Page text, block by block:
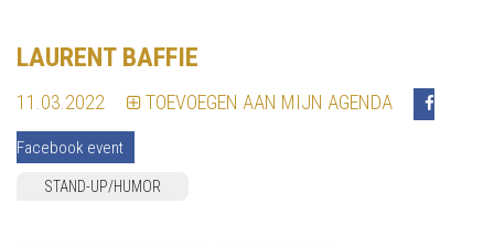
LAURENT BAFFIE
11.03.2022 TOEVOEGEN AAN MIJN AGENDA
Facebook event
STAND-UP/HUMOR